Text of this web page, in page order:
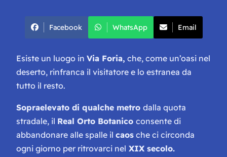
Facebook WhatsApp Email
Esiste un luogo in Via Foria, che, come un’oasi nel
deserto, rinfranca il visitatore e lo estranea da
tutto il resto.
Sopraelevato di qualche metro dalla quota
stradale, il Real Orto Botanico consente di
abbandonare alle spalle il caos che ci circonda
ogni giorno per ritrovarci nel XIX secolo.